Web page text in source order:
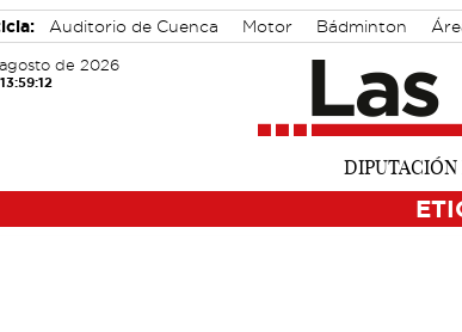
Auditorio de Cuenca Motor Bádminton
de 2026